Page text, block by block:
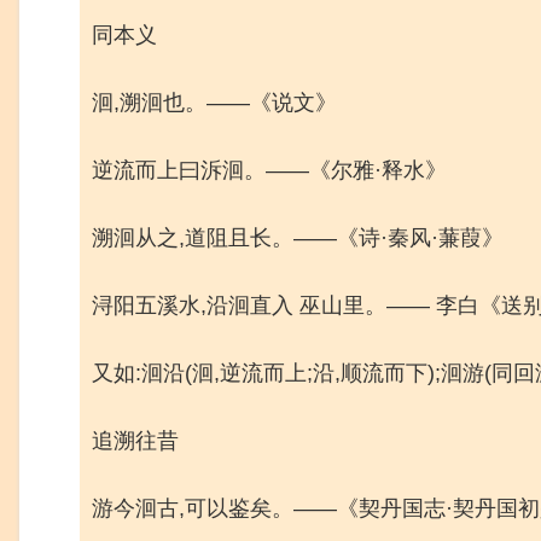
同本义
洄,溯洄也。——《说文》
逆流而上曰泝洄。——《尔雅·释水》
溯洄从之,道阻且长。——《诗·秦风·蒹葭》
浔阳五溪水,沿洄直入 巫山里。—— 李白《送别
又如:洄沿(洄,逆流而上;沿,顺流而下);洄游(同回
追溯往昔
游今洄古,可以鉴矣。——《契丹国志·契丹国初